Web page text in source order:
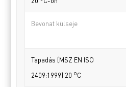
Bevonat külseje
Tapadás (MSZ EN ISO
2409:1999) 20 oC